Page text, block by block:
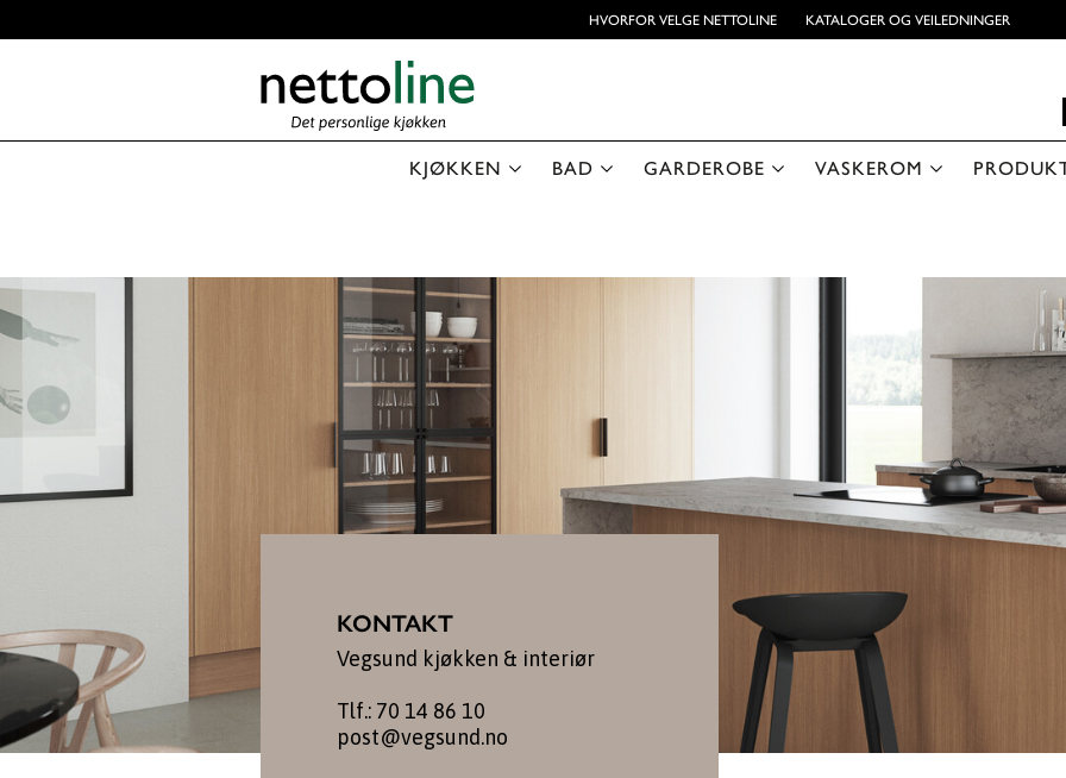
HVORFOR VELGE NETTOLINE KATALOGER OG VEILEDNINGER
KJØKKEN BAD GARDEROBE VASKEROM
KONTAKT
Vegsund kjøkken & interiør
Tlf.: 70 14 86 10
post@vegsund.no